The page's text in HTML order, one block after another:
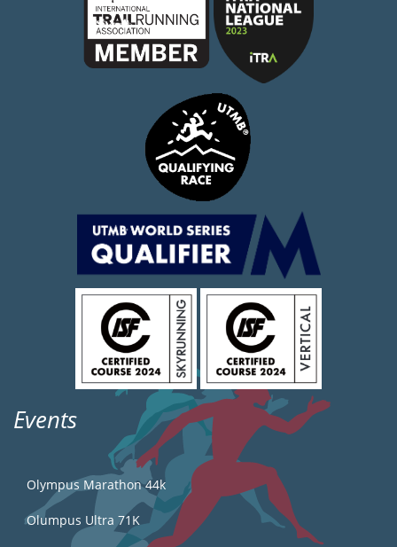
Events
Olympus Marathon 44k
Olumpus Ultra 71K